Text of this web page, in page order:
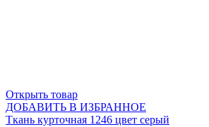
Открыть товар
ДОБАВИТЬ В ИЗБРАННОЕ
Ткань курточная 1246 цвет серый